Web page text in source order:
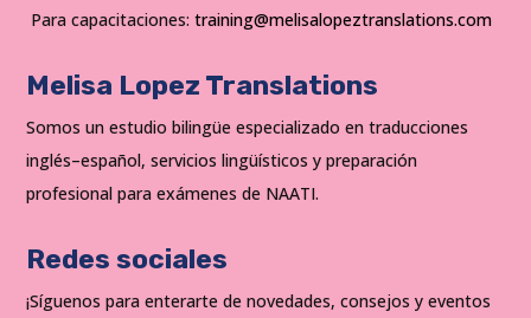
Para capacitaciones:training@melisalopeztranslations.com
Melisa Lopez Translations
Somos un estudio bilingüe especializado en traducciones
inglés–español, servicios lingüísticos y preparación
profesional para exámenes de NAATI.
Redes sociales
¡Síguenos para enterarte de novedades, consejos y eventos